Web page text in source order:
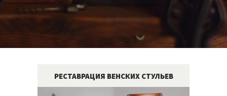
БЛОГ
КОНТАКТЫ
Viber
Telegram
РЕСТАВРАЦИЯ ВЕНСКИХ СТУЛЬЕВ